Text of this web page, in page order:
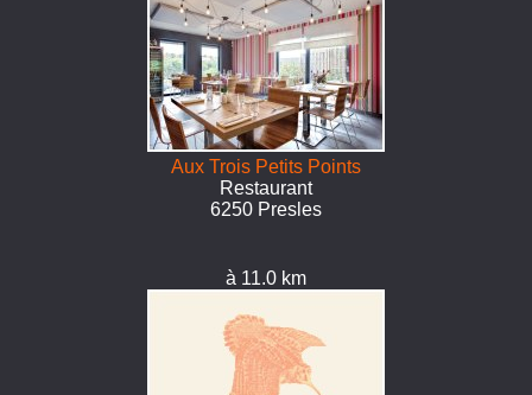
Aux Trois Petits Points
Restaurant
6250 Presles
à 11.0 km